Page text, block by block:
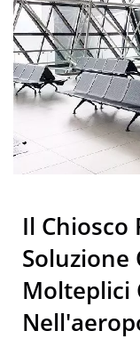
Il Chiosco
Soluzione
Molteplici